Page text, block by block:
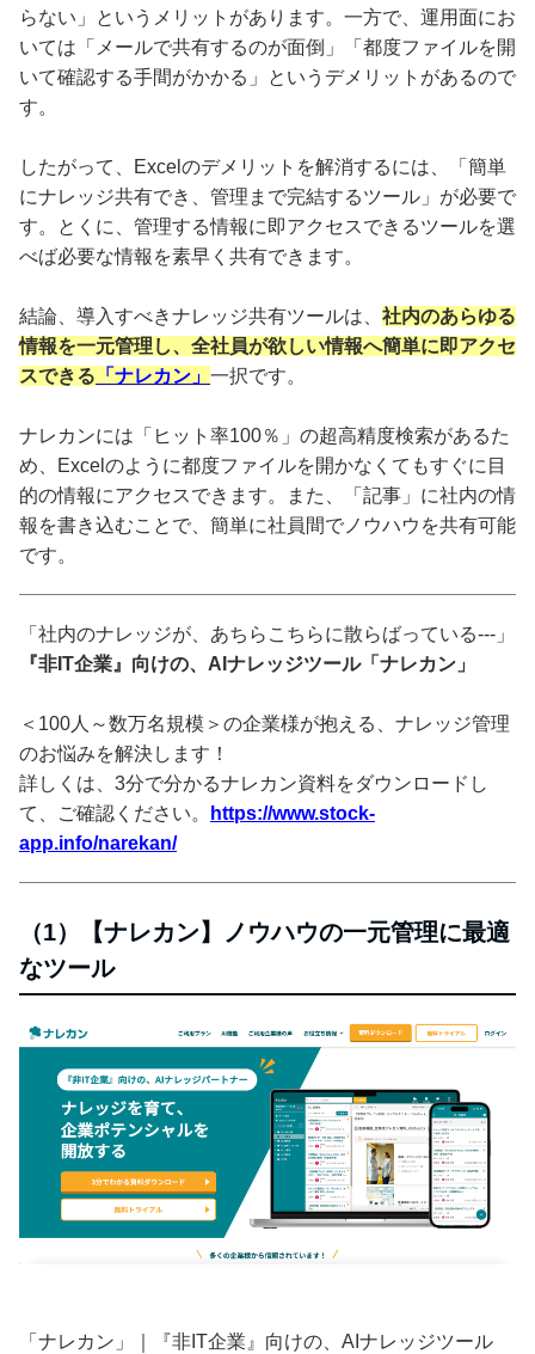
らない」というメリットがあります。一方で、運用面にお
いては「メールで共有するのが面倒」「都度ファイルを開
いて確認する手間がかかる」というデメリットがあるので
す。
したがって、Excelのデメリットを解消するには、「簡単
にナレッジ共有でき、管理まで完結するツール」が必要で
す。とくに、管理する情報に即アクセスできるツールを選
べば必要な情報を素早く共有できます。
結論、導入すべきナレッジ共有ツールは、 社内のあらゆる
情報を一元管理し、全社員が欲しい情報へ簡単に即アクセ
スできる 「ナレカン」 一択です。
ナレカンには「ヒット率100％」の超高精度検索があるた
め、Excelのように都度ファイルを開かなくてもすぐに目
的の情報にアクセスできます。また、「記事」に社内の情
報を書き込むことで、簡単に社員間でノウハウを共有可能
です。
「社内のナレッジが、あちらこちらに散らばっている---」
『非IT企業』向けの、AIナレッジツール「ナレカン」
＜100人～数万名規模＞の企業様が抱える、ナレッジ管理
のお悩みを解決します！
詳しくは、3分で分かるナレカン資料をダウンロードし
て、ご確認ください。
https://www.stock-
app.info/narekan/
（1）【ナレカン】ノウハウの一元管理に最適
なツール
「ナレカン」｜『非IT企業』向けの、AIナレッジツール